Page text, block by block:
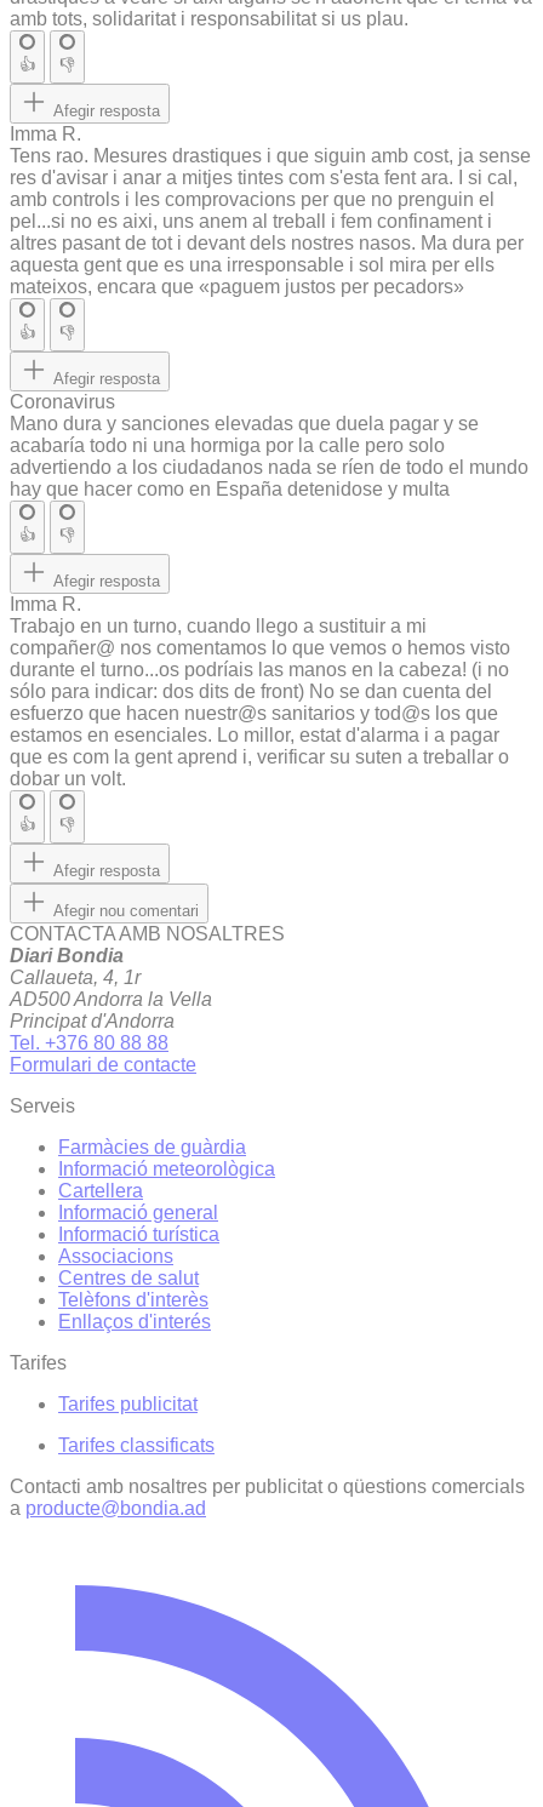
amb tots, solidaritat i responsabilitat si us plau.
👍 👎
Afegir resposta
Imma R.
Tens rao. Mesures drastiques i que siguin amb cost, ja sense
res d'avisar i anar a mitjes tintes com s'esta fent ara. I si cal,
amb controls i les comprovacions per que no prenguin el
pel...si no es aixi, uns anem al treball i fem confinament i
altres pasant de tot i devant dels nostres nasos. Ma dura per
aquesta gent que es una irresponsable i sol mira per ells
mateixos, encara que «paguem justos per pecadors»
👍 👎
Afegir resposta
Coronavirus
Mano dura y sanciones elevadas que duela pagar y se
acabaría todo ni una hormiga por la calle pero solo
advertiendo a los ciudadanos nada se ríen de todo el mundo
hay que hacer como en España detenidose y multa
👍 👎
Afegir resposta
Imma R.
Trabajo en un turno, cuando llego a sustituir a mi
compañer@ nos comentamos lo que vemos o hemos visto
durante el turno...os podríais las manos en la cabeza! (i no
sólo para indicar: dos dits de front) No se dan cuenta del
esfuerzo que hacen nuestr@s sanitarios y tod@s los que
estamos en esenciales. Lo millor, estat d'alarma i a pagar
que es com la gent aprend i, verificar su suten a treballar o
dobar un volt.
👍 👎
Afegir resposta
Afegir nou comentari
CONTACTA AMB NOSALTRES
Diari Bondia
Callaueta, 4, 1r
AD500 Andorra la Vella
Principat d'Andorra
Tel. +376 80 88 88
Formulari de contacte
Serveis
Farmàcies de guàrdia
Informació meteorològica
Cartellera
Informació general
Informació turística
Associacions
Centres de salut
Telèfons d'interès
Enllaços d'interés
Tarifes
Tarifes publicitat
Tarifes classificats
Contacti amb nosaltres per publicitat o qüestions comercials
a producte@bondia.ad